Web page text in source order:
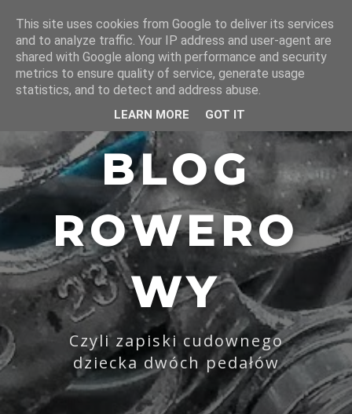
BLOG
ROWERO
WY
Czyli zapiski cudownego
dziecka dwóch pedałów
This site uses cookies from Google to deliver its services
and to analyze traffic. Your IP address and user-agent are
shared with Google along with performance and security
metrics to ensure quality of service, generate usage
statistics, and to detect and address abuse.
LEARN MORE GOT IT